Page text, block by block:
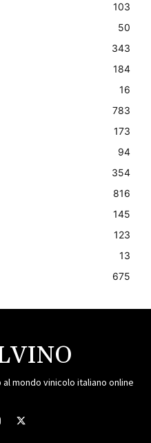
103
50
343
184
16
783
173
94
354
816
145
123
13
675
mondo vinicolo italiano online